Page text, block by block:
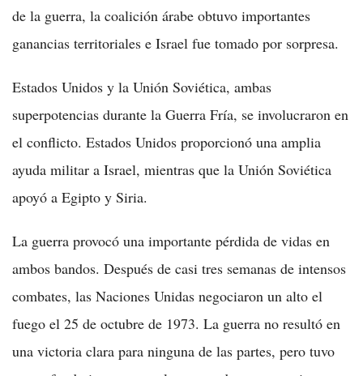
de la guerra, la coalición árabe obtuvo importantes
ganancias territoriales e Israel fue tomado por sorpresa.
Estados Unidos y la Unión Soviética, ambas
superpotencias durante la Guerra Fría, se involucraron en
el conflicto. Estados Unidos proporcionó una amplia
ayuda militar a Israel, mientras que la Unión Soviética
apoyó a Egipto y Siria.
La guerra provocó una importante pérdida de vidas en
ambos bandos. Después de casi tres semanas de intensos
combates, las Naciones Unidas negociaron un alto el
fuego el 25 de octubre de 1973. La guerra no resultó en
una victoria clara para ninguna de las partes, pero tuvo